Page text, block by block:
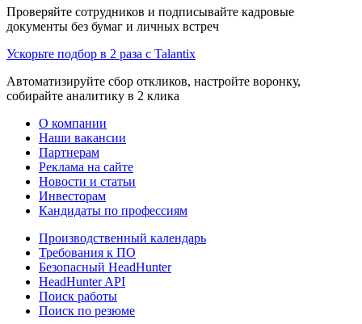
Проверяйте сотрудников и подписывайте кадровые
документы без бумаг и личных встреч
Ускорьте подбор в 2 раза с Talantix
Автоматизируйте сбор откликов, настройте воронку,
собирайте аналитику в 2 клика
О компании
Наши вакансии
Партнерам
Реклама на сайте
Новости и статьи
Инвесторам
Кандидаты по профессиям
Производственный календарь
Требования к ПО
Безопасный HeadHunter
HeadHunter API
Поиск работы
Поиск по резюме